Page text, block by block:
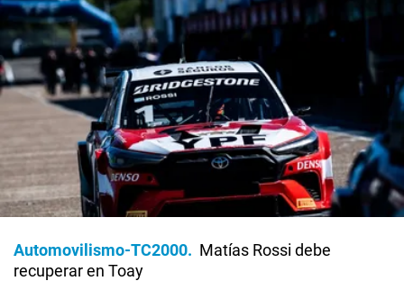
Automovilismo-TC2000
Matías Rossi debe
recuperar en Toay